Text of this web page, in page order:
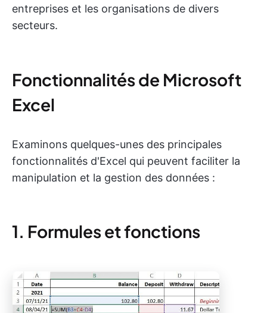
entreprises et les organisations de divers
secteurs.
Fonctionnalités de Microsoft
Excel
Examinons quelques-unes des principales
fonctionnalités d'Excel qui peuvent faciliter la
manipulation et la gestion des données :
1. Formules et fonctions